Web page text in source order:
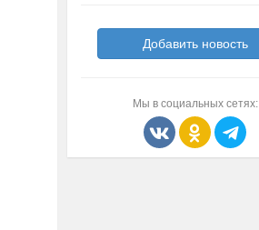
Добавить новость
Мы в социальных сетях: